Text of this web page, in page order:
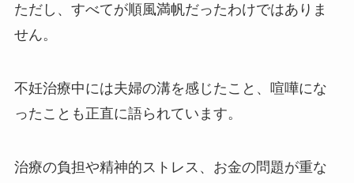
ただし、すべてが順風満帆だったわけではありま
せん。
不妊治療中には夫婦の溝を感じたこと、喧嘩にな
ったことも正直に語られています。
治療の負担や精神的ストレス、お金の問題が重な